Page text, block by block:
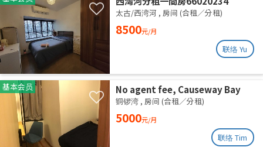
太古/西湾河 , 房间 (合租／分租)
8500元/月
联络 Yu
基本会员
No agent fee, Causeway Bay
share flat
铜锣湾 , 房间 (合租／分租)
5000元/月
联络 Tim